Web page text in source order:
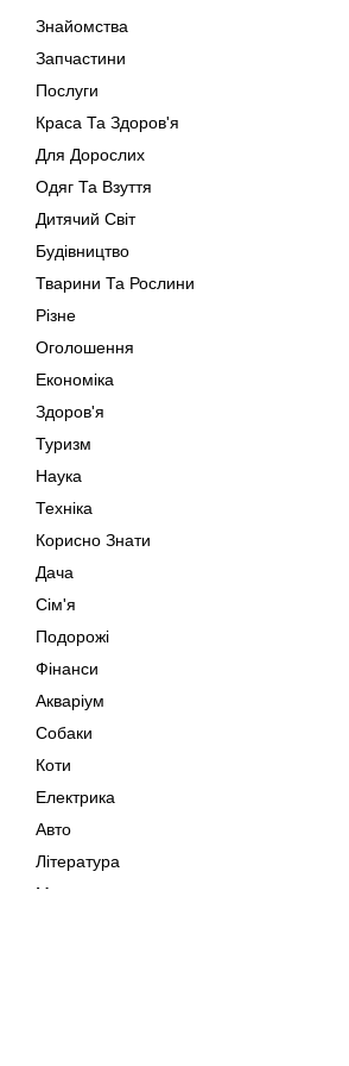
Знайомства
Запчастини
Послуги
Краса Та Здоров'я
Для Дорослих
Одяг Та Взуття
Дитячий Світ
Будівництво
Тварини Та Рослини
Різне
Оголошення
Економіка
Здоров'я
Туризм
Наука
Техніка
Корисно Знати
Дача
Сім'я
Подорожі
Фінанси
Акваріум
Собаки
Коти
Електрика
Авто
Література
Музика